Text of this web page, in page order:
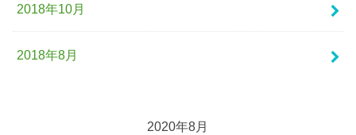
2018年10月
2018年8月
2020年8月